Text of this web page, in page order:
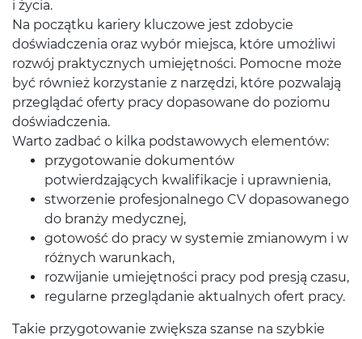
i życia.
Na początku kariery kluczowe jest zdobycie
doświadczenia oraz wybór miejsca, które umożliwi
rozwój praktycznych umiejętności. Pomocne może
być również korzystanie z narzędzi, które pozwalają
przeglądać oferty pracy dopasowane do poziomu
doświadczenia.
Warto zadbać o kilka podstawowych elementów:
przygotowanie dokumentów
potwierdzających kwalifikacje i uprawnienia,
stworzenie profesjonalnego CV dopasowanego
do branży medycznej,
gotowość do pracy w systemie zmianowym i w
różnych warunkach,
rozwijanie umiejętności pracy pod presją czasu,
regularne przeglądanie aktualnych ofert pracy.
Takie przygotowanie zwiększa szanse na szybkie